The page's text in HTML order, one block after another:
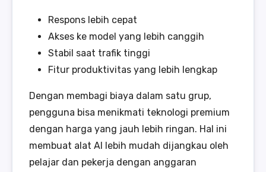
Respons lebih cepat
Akses ke model yang lebih canggih
Stabil saat trafik tinggi
Fitur produktivitas yang lebih lengkap
Dengan membagi biaya dalam satu grup,
pengguna bisa menikmati teknologi premium
dengan harga yang jauh lebih ringan. Hal ini
membuat alat AI lebih mudah dijangkau oleh
pelajar dan pekerja dengan anggaran